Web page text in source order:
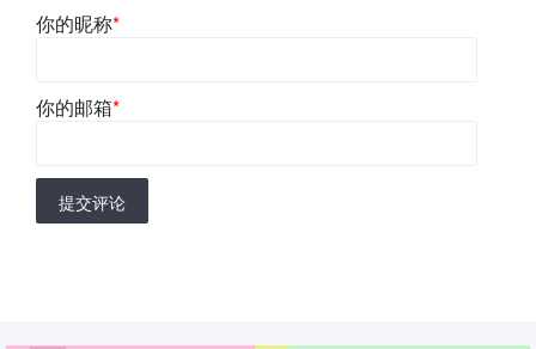
你的昵称*
你的邮箱*
提交评论